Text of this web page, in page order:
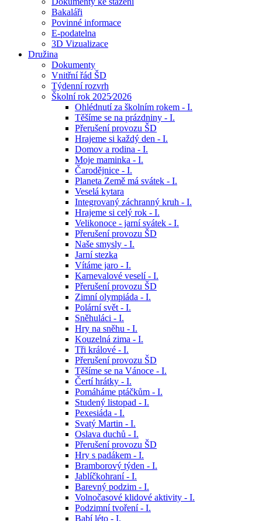
Bakaláři
Povinné informace
E-podatelna
3D Vizualizace
Družina
Dokumenty
Vnitřní řád ŠD
Týdenní rozvrh
Školní rok 2025⁄2026
Ohlédnutí za školním rokem - I.
Těšíme se na prázdniny - I.
Přerušení provozu ŠD
Hrajeme si každý den - I.
Domov a rodina - I.
Moje maminka - I.
Čarodějnice - I.
Planeta Země má svátek - I.
Veselá kytara
Integrovaný záchranný kruh - I.
Hrajeme si celý rok - I.
Velikonoce - jarní svátek - I.
Přerušení provozu ŠD
Naše smysly - I.
Jarní stezka
Vítáme jaro - I.
Karnevalové veselí - I.
Přerušení provozu ŠD
Zimní olympiáda - I.
Polární svět - I.
Sněhuláci - I.
Hry na sněhu - I.
Kouzelná zima - I.
Tři králové - I.
Přerušení provozu ŠD
Těšíme se na Vánoce - I.
Čertí hrátky - I.
Pomáháme ptáčkům - I.
Studený listopad - I.
Pexesiáda - I.
Svatý Martin - I.
Oslava duchů - I.
Přerušení provozu ŠD
Hry s padákem - I.
Bramborový týden - I.
Jablíčkohraní - I.
Barevný podzim - I.
Volnočasové klidové aktivity - I.
Podzimní tvoření - I.
Babí léto - I.